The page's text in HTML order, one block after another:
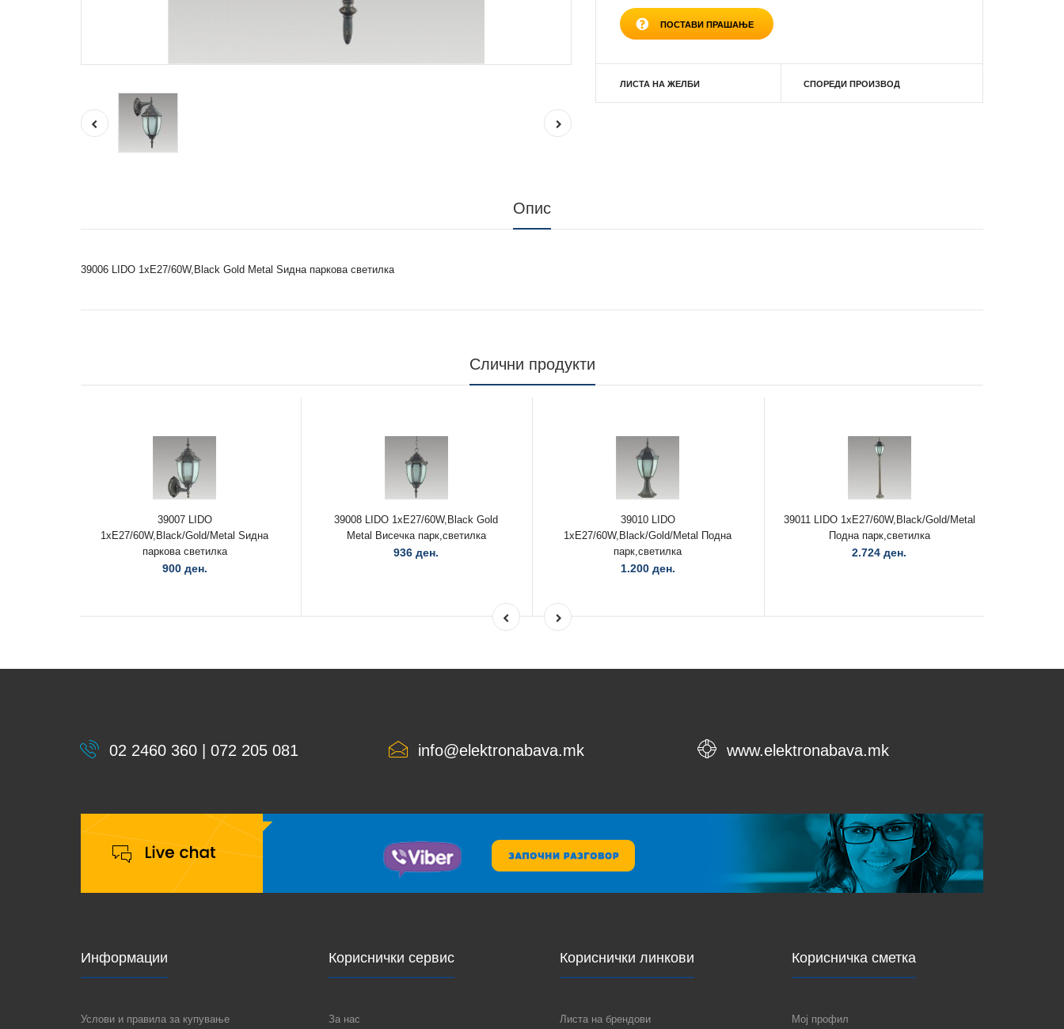
ПОСТАВИ ПРАШАЊЕ
ЛИСТА НА ЖЕЛБИ СПОРЕДИ ПРОИЗВОД
Опис
39006 LIDO 1xE27/60W,Black Gold Metal Ѕидна паркова светилка
Слични продукти
39007 LIDO
1xE27/60W,Black/Gold/Metal Ѕидна
паркова светилка
900 ден.
39008 LIDO 1xE27/60W,Black Gold
Metal Висечка парк,светилка
936 ден.
39010 LIDO
1xE27/60W,Black/Gold/Metal Подна
парк,светилка
1.200 ден.
39011 LIDO 1xE27/60W,Black/Gold/Metal
Подна парк,светилка
2.724 ден.
02 2460 360 | 072 205 081 info@elektronabava.mk www.elektronabava.mk
Информации
Услови и правила за купување
Кориснички сервис
За нас
Кориснички линкови
Листа на брендови
Корисничка сметка
Мој профил